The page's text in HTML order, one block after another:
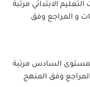
الابتدائي مرتبة
و المراجع وفق
السادس مرتبة
وفق المنهج